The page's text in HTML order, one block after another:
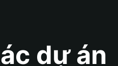
dự án